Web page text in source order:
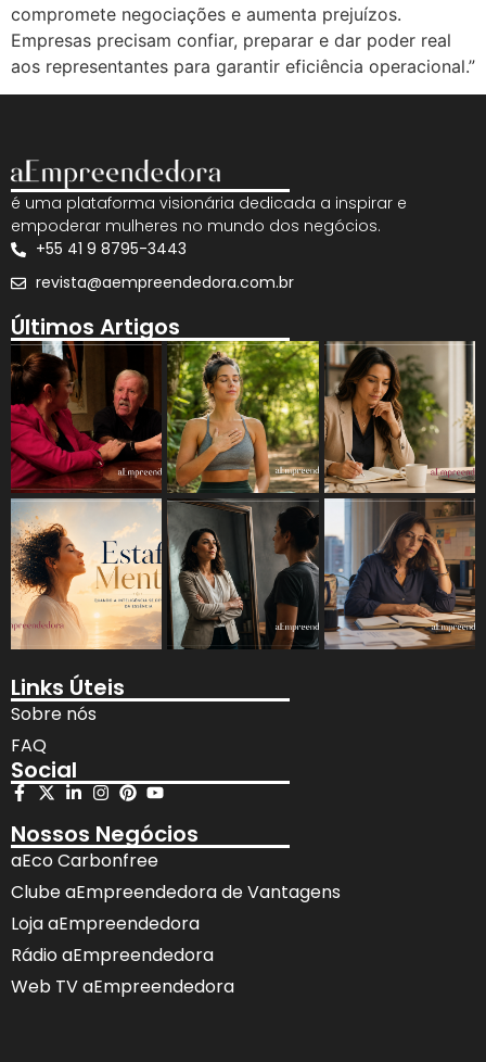
compromete negociações e aumenta prejuízos.
Empresas precisam confiar, preparar e dar poder real
aos representantes para garantir eficiência operacional.”
é uma plataforma visionária dedicada a inspirar e
empoderar mulheres no mundo dos negócios.
+55 41 9 8795-3443
revista@aempreendedora.com.br
Últimos Artigos
Links Úteis
Sobre nós
FAQ
Social
Nossos Negócios
aEco Carbonfree
Clube aEmpreendedora de Vantagens
Loja aEmpreendedora
Rádio aEmpreendedora
Web TV aEmpreendedora